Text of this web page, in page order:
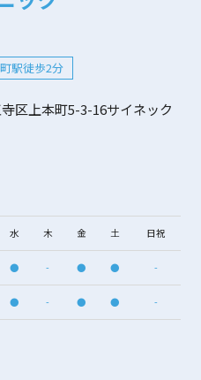
駅徒歩2分
区上本町5-3-16サイネック
水 木 金 土 日祝
● - ● ● -
● - ● ● -